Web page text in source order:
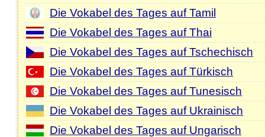
Die Vokabel des Tages auf Tamil
Die Vokabel des Tages auf Thai
Die Vokabel des Tages auf Tschechisch
Die Vokabel des Tages auf Türkisch
Die Vokabel des Tages auf Tunesisch
Die Vokabel des Tages auf Ukrainisch
Die Vokabel des Tages auf Ungarisch